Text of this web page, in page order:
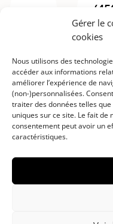
Gérer le
cookies
Nous utilisons des
accéder aux informations
améliorer l’expérience de
(non-)personnalisées.
traiter des données telles
uniques sur ce site. Le fait
consentement peut avoir un
caractéristiques.